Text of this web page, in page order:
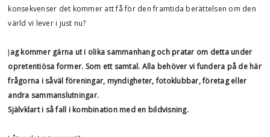
konsekvenser det kommer att få för den framtida berättelsen om den
värld vi lever i just nu?
Jag kommer gärna ut i olika sammanhang och pratar om detta under
opretentiösa former. Som ett samtal. Alla behöver vi fundera på de här
frågorna i såväl föreningar, myndigheter, fotoklubbar, företag eller
andra sammanslutningar.
Självklart i så fall i kombination med en bildvisning.